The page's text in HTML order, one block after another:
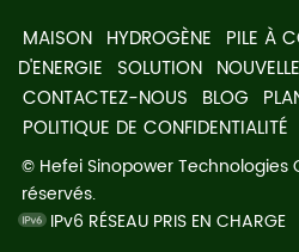
MAISON HYDROGÈNE PILE À
D'ENERGIE SOLUTION
CONTACTEZ-NOUS BLOG
POLITIQUE DE CONFIDENTIALITÉ
© Hefei Sinopower Technologies
réservés.
IPv6 RÉSEAU PRIS EN CHARGE